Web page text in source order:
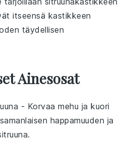
itseensä kastikkeen
täydellisen
Ainesosat
- Korvaamehu ja kuori
happamuuden ja